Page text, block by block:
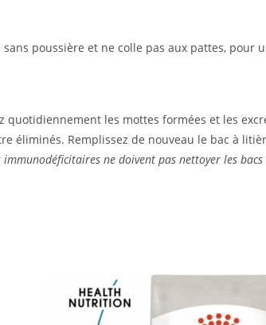
poussière et ne colle pas aux pattes, pour
quotidiennement les mottes formées et les
éliminés. Remplissez de nouveau le bac à
immunodéficitaires ne doivent pas nettoyer les